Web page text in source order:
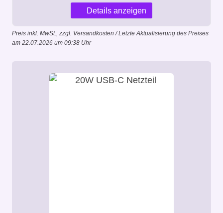
Details anzeigen
Preis inkl. MwSt., zzgl. Versandkosten / Letzte Aktualisierung des Preises
am 22.07.2026 um 09:38 Uhr